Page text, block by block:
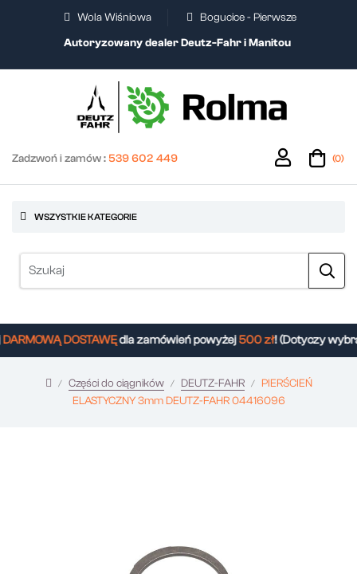
Wola Wiśniowa
Bogucice - Pierwsze
Autoryzowany dealer Deutz-Fahr i Manitou
Zadzwoń i zamów :539 602 449 (0)
WSZYSTKIE KATEGORIE
DOSTAWĘdla zamówień powyżej500 zł! (Dotyczy
Części do ciągników DEUTZ-FAHR
PIERŚCIEŃ
ELASTYCZNY 3mm DEUTZ-FAHR 04416096